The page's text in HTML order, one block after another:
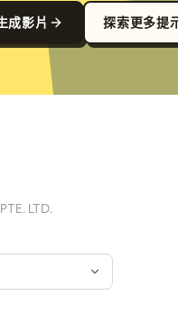
成影片 探索更多提
LTD.